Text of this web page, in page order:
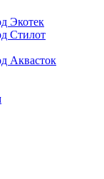
Экотек
Стилот
Аквасток